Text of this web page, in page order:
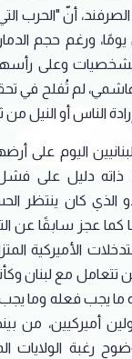
أنّ "الحرب
ورغم حجم
وعلى
لم تُفلح في
الناس أو النيل
اليوم على
دليل على فشل
الذي كان ينتظر
كما عجز سابقًا عن
الأميركية
مع لبنان
يجب فعله وما يجب
أميركيين، من
رغبة الولايات